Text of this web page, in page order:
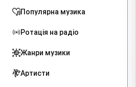
Популярна музика
Ротація на радіо
Жанри музики
Артисти